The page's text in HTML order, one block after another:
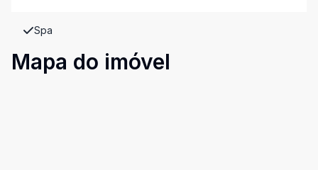
Spa
Mapa do imóvel